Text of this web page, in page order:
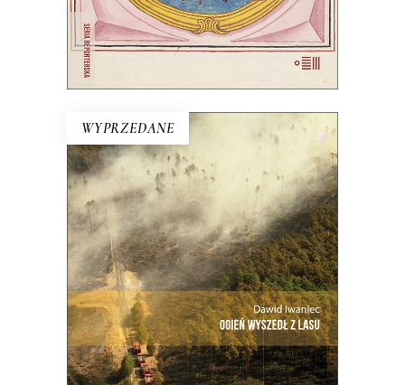
WYPRZEDANE
OGIEŃ WYSZEDŁ Z LASU
Ta reporterska rekonstrukcja niemal
minuta po minucie największego
pożaru lasu w Polsce.
42.00zł 21.00zł